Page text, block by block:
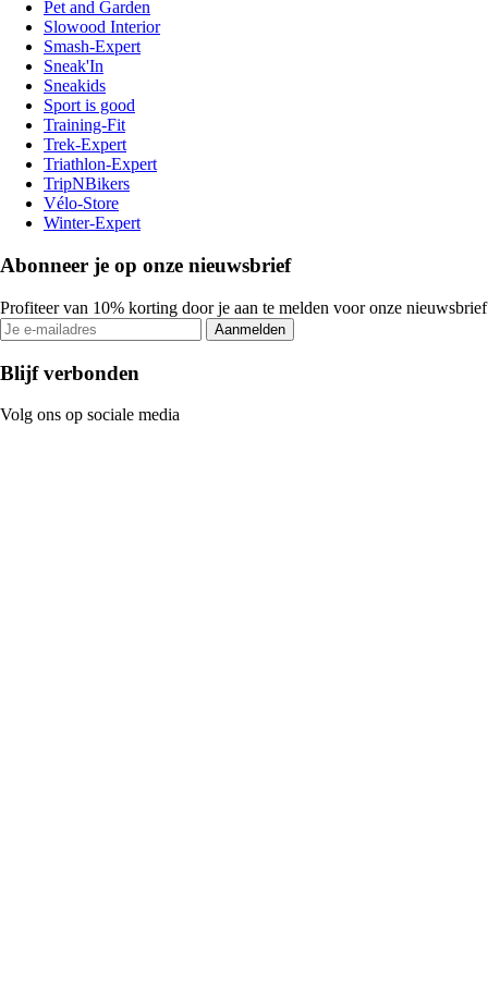
Pet and Garden
Slowood Interior
Smash-Expert
Sneak'In
Sneakids
Sport is good
Training-Fit
Trek-Expert
Triathlon-Expert
TripNBikers
Vélo-Store
Winter-Expert
Abonneer je op onze nieuwsbrief
Profiteer van 10% korting door je aan te melden voor onze nieuwsbrief
Aanmelden
Blijf verbonden
Volg ons op sociale media